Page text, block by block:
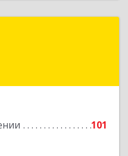
101
обл, Великие Луки г,